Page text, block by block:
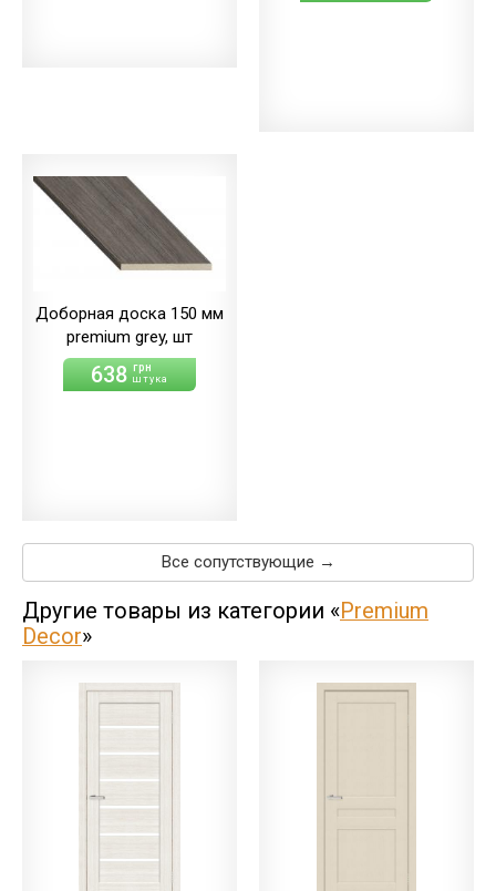
Доборная доска 150 мм
premium grey, шт
638 грн
штука
Все сопутствующие →
Другие товары из категории «Premium
Decor»